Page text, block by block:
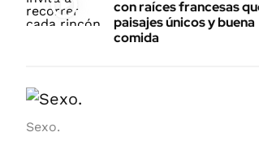
con raíces francesas
paisajes únicos y buena
comida
Sexo.